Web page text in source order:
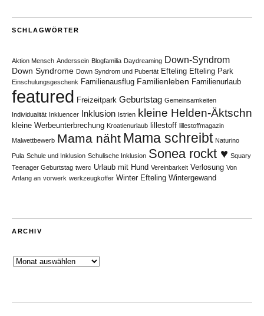
SCHLAGWÖRTER
Aktion Mensch Anderssein Blogfamilia Daydreaming Down-Syndrom
Down Syndrome Down Syndrom und Pubertät Efteling Efteling Park
Einschulungsgeschenk Familienausflug Familienleben Familienurlaub
featured Freizeitpark Geburtstag Gemeinsamkeiten
Individualität Inkluencer Inklusion Istrien kleine Helden-Äktschn
kleine Werbeunterbrechung Kroatienurlaub lillestoff lillestoffmagazin
Malwettbewerb Mama näht Mama schreibt Naturino
Pula Schule und Inklusion Schulische Inklusion Sonea rockt ♥ Squary
Teenager Geburtstag twerc Urlaub mit Hund Vereinbarkeit Verlosung Von
Anfang an vorwerk werkzeugkoffer Winter Efteling Wintergewand
ARCHIV
Archiv